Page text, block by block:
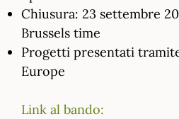
Chiusura: 23 settembre
Brussels time
Progetti presentati
Europe
Link al bando: